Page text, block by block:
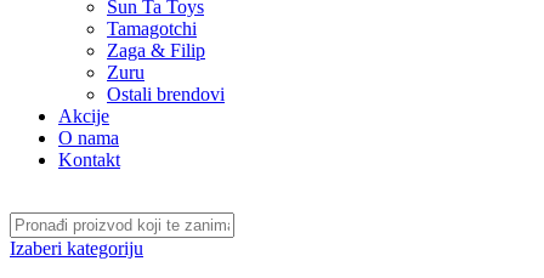
Sun Ta Toys
Tamagotchi
Zaga & Filip
Zuru
Ostali brendovi
Akcije
O nama
Kontakt
Izaberi kategoriju